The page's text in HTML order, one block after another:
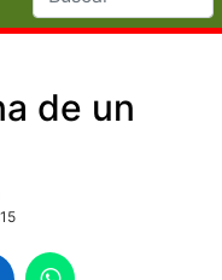
de un